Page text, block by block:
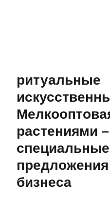
ритуальные
растениями –
специальные
бизнеса